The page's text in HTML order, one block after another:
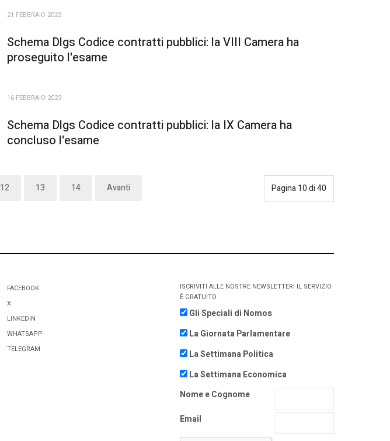
21 FEBBRAIO 2023
Schema Dlgs Codice contratti pubblici: la VIII Camera ha
proseguito l'esame
16 FEBBRAIO 2023
Schema Dlgs Codice contratti pubblici: la IX Camera ha
concluso l'esame
Pagina 10 di 40
12 13 14 Avanti
FACEBOOK
X
LINKEDIN
WHATSAPP
TELEGRAM
ISCRIVITI ALLE NOSTRE NEWSLETTER! IL SERVIZIO
È GRATUITO
Gli Speciali di Nomos
La Giornata Parlamentare
La Settimana Politica
La Settimana Economica
Nome e Cognome
Email